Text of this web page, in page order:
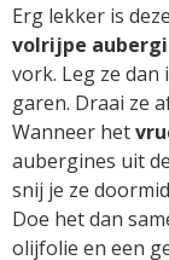
Erg lekker is deze
volrijpe
vork. Leg ze dan
garen. Draai ze
Wanneer het
aubergines uit
snij je ze
Doe het dan
olijfolie en een